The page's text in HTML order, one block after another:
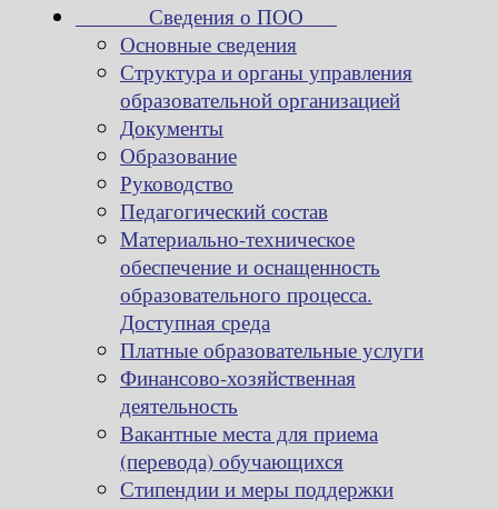
Сведения о ПОО
Основные сведения
Структура и органы управления
образовательной организацией
Документы
Образование
Руководство
Педагогический состав
Материально-техническое
обеспечение и оснащенность
образовательного процесса.
Доступная среда
Платные образовательные услуги
Финансово-хозяйственная
деятельность
Вакантные места для приема
(перевода) обучающихся
Стипендии и меры поддержки